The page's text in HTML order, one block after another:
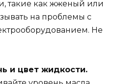
такие как жженый или
на проблемы с
Не
и цвет жидкости.